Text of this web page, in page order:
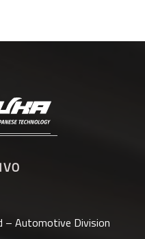
– Automotive Division